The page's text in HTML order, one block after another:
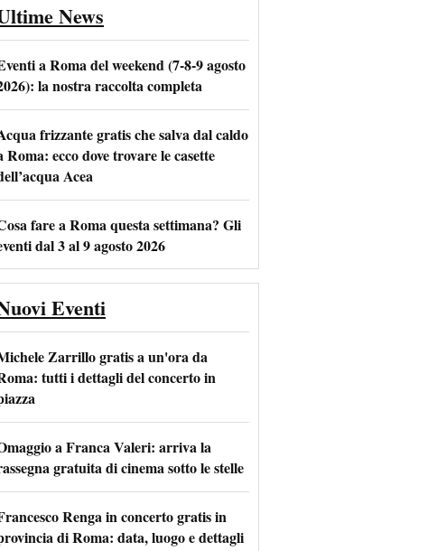
News
a Roma del weekend (7-8-9 agosto
la nostra raccolta completa
frizzante gratis che salva dal caldo
Roma: ecco dove trovare le casette
Acea
fare a Roma questa settimana? Gli
dal 3 al 9 agosto 2026
Eventi
Zarrillo gratis a un'ora da
tutti i dettagli del concerto in
a Franca Valeri: arriva la
gratuita di cinema sotto le stelle
Renga in concerto gratis in
di Roma: data, luogo e dettagli